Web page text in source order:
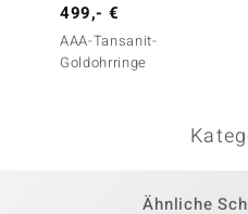
499,- €
AAA-Tansanit-
Goldohrringe
Ähnliche